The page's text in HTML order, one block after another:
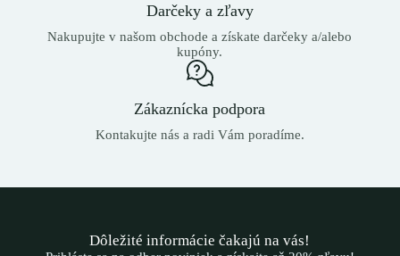
Darčeky a zľavy
Nakupujte v našom obchode a získate darčeky a/alebo
kupóny.
Zákaznícka podpora
Kontakujte nás a radi Vám poradíme.
Dôležité informácie čakajú na vás!